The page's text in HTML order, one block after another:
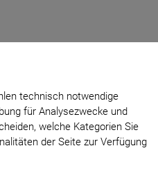
technisch notwendige
für Analysezwecke und
welche Kategorien Sie
der Seite zur Verfügung